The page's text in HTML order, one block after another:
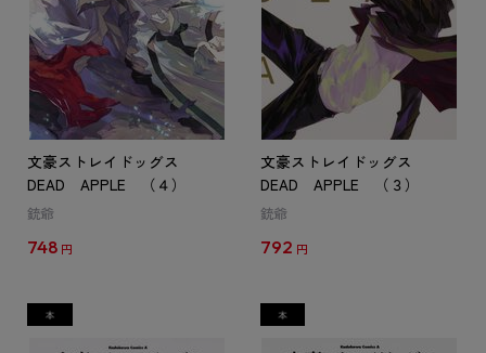
文豪ストレイドッグス
DEAD APPLE （４）
銃爺
748 円
文豪ストレイドッグス
DEAD APPLE （３）
銃爺
792 円